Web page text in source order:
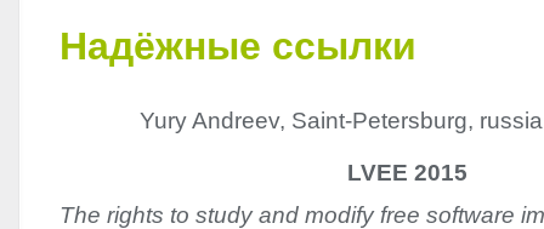
Надёжные ссылки
Yury Andreev, Saint-Petersburg,
LVEE 2015
The rights to study and modify free software